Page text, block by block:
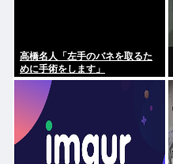
高橋名人「左手のバネを取るた
めに手術をします」